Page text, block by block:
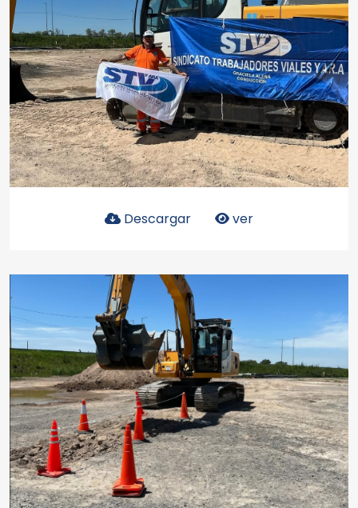
Descargar ver